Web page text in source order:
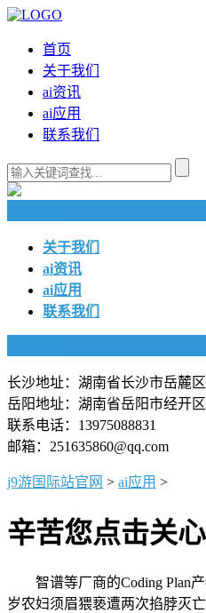
首页
关于我们
ai资讯
ai应用
联系我们
关于我们
ai资讯
ai应用
联系我们
长沙地址：湖南省长沙市岳麓
岳阳地址：湖南省岳阳市经开
联系电话：13975088831
邮箱：251635860@qq.com
j9游国际站官网 > ai应用 >
辛苦您点击关
智谱等厂商的Coding Plan产
岁农妇须眉猥亵遭两次掐脖灭